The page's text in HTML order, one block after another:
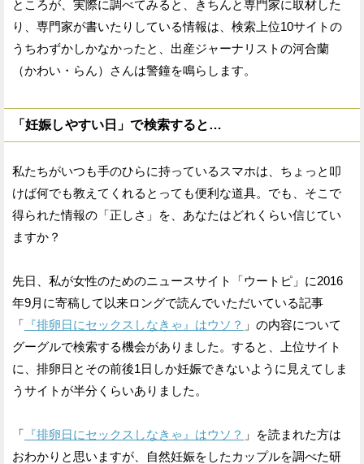
す
る
す
る
ところが、実際に調べてみると、きちんと専門家に取材した
り、専門家が書いたりしている情報は、検索上位10サイトの
うちわずかしかなかったと、出産ジャーナリストの河合蘭
（かわい・らん）さんは警鐘を鳴らします。
「妊娠しやすい日」で検索すると…
私たちがいつも手のひらに持っているスマホは、ちょっと叩
けば何でも教えてくれるとっても便利な道具。でも、そこで
得られた情報の「正しさ」を、あなたはどれくらい信じてい
ますか？
先日、私が女性のためのニュースサイト「ウートピ」に2016
年9月に寄稿して以来ロングで読んでいただいている記事
「 『排卵日にセックスしなきゃ』はウソ？ 」の内容について
グーグルで検索する機会がありました。すると、上位サイト
に、排卵日とその前後1日しか妊娠できないように見えてしま
うサイトが半分くらいありました。
「 『排卵日にセックスしなきゃ』はウソ？ 」を読まれた方は
おわかりと思いますが、自然妊娠をしたカップルを調べた研